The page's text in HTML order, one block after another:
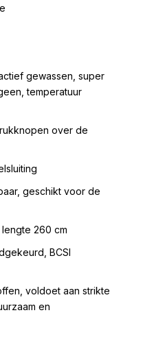
gewassen, super
temperatuur
over de
geschikt voor de
260 cm
BCSI
voldoet aan strikte
en